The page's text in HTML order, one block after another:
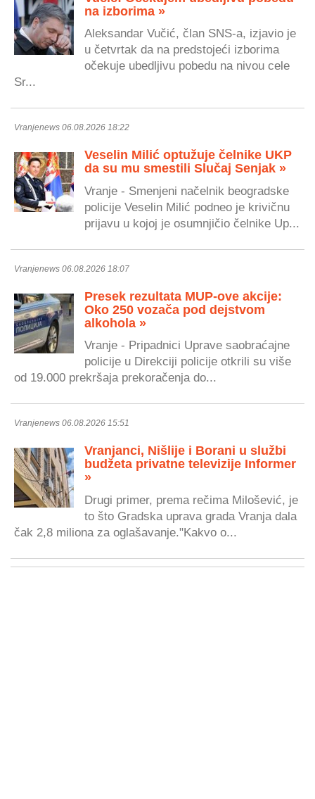
na izborima »
Aleksandar Vučić, član SNS-a, izjavio je
u četvrtak da na predstojeći izborima
očekuje ubedljivu pobedu na nivou cele
Sr...
Vranjenews 06.08.2026 18:22
Veselin Milić optužuje čelnike UKP
da su mu smestili Slučaj Senjak »
Vranje - Smenjeni načelnik beogradske
policije Veselin Milić podneo je krivičnu
prijavu u kojoj je osumnjičio čelnike Up...
Vranjenews 06.08.2026 18:07
Presek rezultata MUP-ove akcije:
Oko 250 vozača pod dejstvom
alkohola »
Vranje - Pripadnici Uprave saobraćajne
policije u Direkciji policije otkrili su više
od 19.000 prekršaja prekoračenja do...
Vranjenews 06.08.2026 15:51
Vranjanci, Nišlije i Borani u službi
budžeta privatne televizije Informer
»
Drugi primer, prema rečima Milošević, je
to što Gradska uprava grada Vranja dala
čak 2,8 miliona za oglašavanje."Kakvo o...